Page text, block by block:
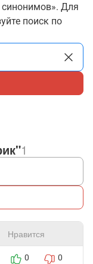
синонимов». Для
поиск по
1
Нравится
0 0